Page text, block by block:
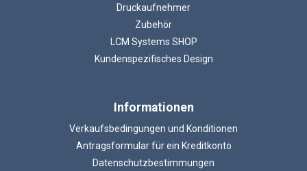
Druckaufnehmer
Zubehör
LCM Systems SHOP
Kundenspezifisches Design
Informationen
Verkaufsbedingungen und Konditionen
Antragsformular für ein Kreditkonto
Datenschutzbestimmungen